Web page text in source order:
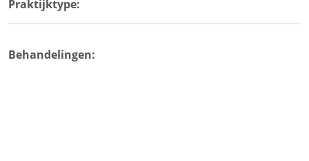
Praktijktype:
Behandelingen: